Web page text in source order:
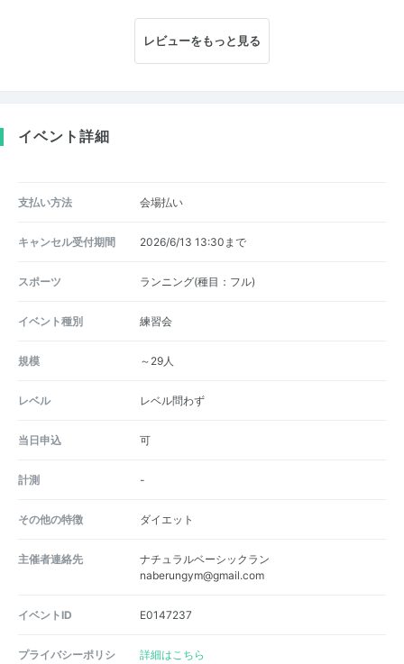
レビューをもっと見る
イベント詳細
支払い方法 会場払い
キャンセル受付期間 2026/6/13 13:30まで
スポーツ ランニング(種目：フル)
イベント種別 練習会
規模 ～29人
レベル レベル問わず
当日申込 可
計測 -
その他の特徴 ダイエット
主催者連絡先
ナチュラルベーシックラン
naberungym@gmail.com
イベントID E0147237
プライバシーポリシ
詳細はこちら